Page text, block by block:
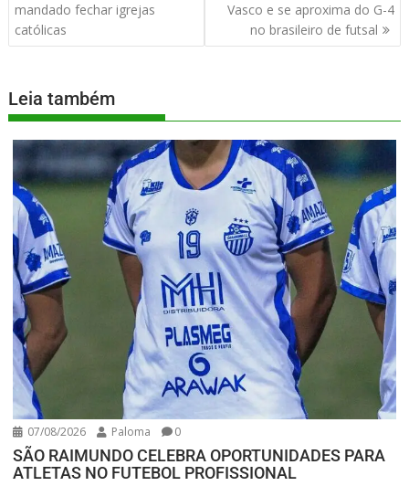
mandado fechar igrejas
católicas
Vasco e se aproxima do G-4
no brasileiro de futsal
Leia também
07/08/2026 Paloma 0
SÃO RAIMUNDO CELEBRA OPORTUNIDADES PARA
ATLETAS NO FUTEBOL PROFISSIONAL